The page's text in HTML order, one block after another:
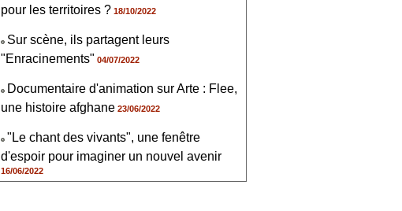
pour les territoires ? 18/10/2022
Sur scène, ils partagent leurs
"Enracinements" 04/07/2022
Documentaire d'animation sur Arte : Flee,
une histoire afghane 23/06/2022
"Le chant des vivants", une fenêtre
d'espoir pour imaginer un nouvel avenir
16/06/2022